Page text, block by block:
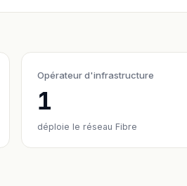
Opérateur d'infrastructure
1
déploie le réseau Fibre